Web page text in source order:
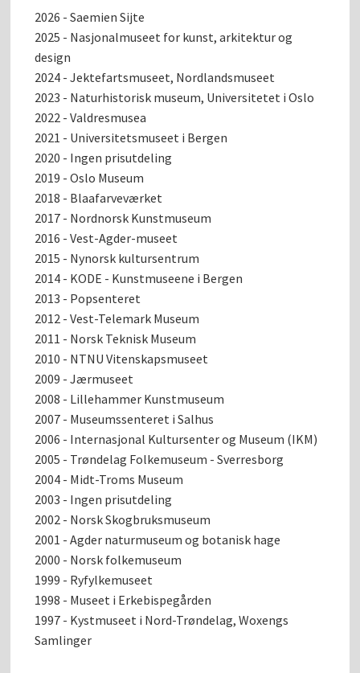
2026 - Saemien Sijte
2025 - Nasjonalmuseet for kunst, arkitektur og
design
2024 - Jektefartsmuseet, Nordlandsmuseet
2023 - Naturhistorisk museum, Universitetet i Oslo
2022 - Valdresmusea
2021 - Universitetsmuseet i Bergen
2020 - Ingen prisutdeling
2019 - Oslo Museum
2018 - Blaafarveværket
2017 - Nordnorsk Kunstmuseum
2016 - Vest-Agder-museet
2015 - Nynorsk kultursentrum
2014 - KODE - Kunstmuseene i Bergen
2013 - Popsenteret
2012 - Vest-Telemark Museum
2011 - Norsk Teknisk Museum
2010 - NTNU Vitenskapsmuseet
2009 - Jærmuseet
2008 - Lillehammer Kunstmuseum
2007 - Museumssenteret i Salhus
2006 - Internasjonal Kultursenter og Museum (IKM)
2005 - Trøndelag Folkemuseum - Sverresborg
2004 - Midt-Troms Museum
2003 - Ingen prisutdeling
2002 - Norsk Skogbruksmuseum
2001 - Agder naturmuseum og botanisk hage
2000 - Norsk folkemuseum
1999 - Ryfylkemuseet
1998 - Museet i Erkebispegården
1997 - Kystmuseet i Nord-Trøndelag, Woxengs
Samlinger